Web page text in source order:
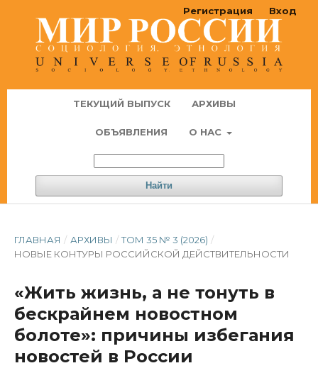
ТЕКУЩИЙ ВЫПУСК АРХИВЫ
ОБЪЯВЛЕНИЯ О НАС
Найти
Регистрация Вход
ГЛАВНАЯ / АРХИВЫ / ТОМ 35 № 3 (2026) /
НОВЫЕ КОНТУРЫ РОССИЙСКОЙ ДЕЙСТВИТЕЛЬНОСТИ
«Жить жизнь, а не тонуть в
бескрайнем новостном
болоте»: причины избегания
новостей в России